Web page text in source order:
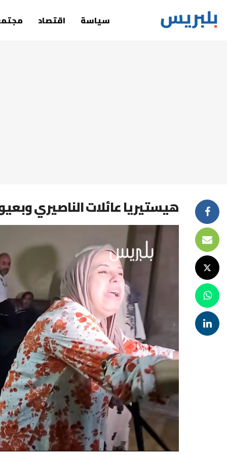
سياسة اقتصاد
هيستيريا عائلات الناصيري